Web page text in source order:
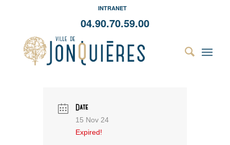
INTRANET
04.90.70.59.00
Date
15 Nov 24
Expired!